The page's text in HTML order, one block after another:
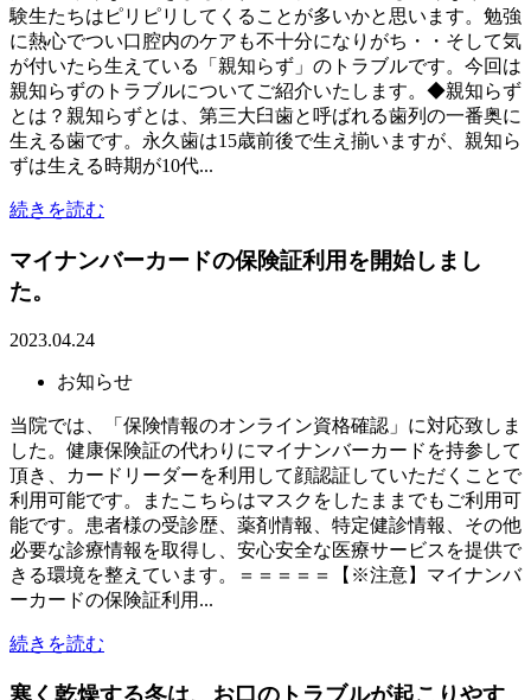
験生たちはピリピリしてくることが多いかと思います。勉強
に熱心でつい口腔内のケアも不十分になりがち・・そして気
が付いたら生えている「親知らず」のトラブルです。今回は
親知らずのトラブルについてご紹介いたします。◆親知らず
とは？親知らずとは、第三大臼歯と呼ばれる歯列の一番奥に
生える歯です。永久歯は15歳前後で生え揃いますが、親知ら
ずは生える時期が10代...
続きを読む
マイナンバーカードの保険証利用を開始しまし
た。
2023.04.24
お知らせ
当院では、「保険情報のオンライン資格確認」に対応致しま
した。健康保険証の代わりにマイナンバーカードを持参して
頂き、カードリーダーを利用して顔認証していただくことで
利用可能です。またこちらはマスクをしたままでもご利用可
能です。患者様の受診歴、薬剤情報、特定健診情報、その他
必要な診療情報を取得し、安心安全な医療サービスを提供で
きる環境を整えています。＝＝＝＝＝【※注意】マイナンバ
ーカードの保険証利用...
続きを読む
寒く乾燥する冬は、お口のトラブルが起こりやす